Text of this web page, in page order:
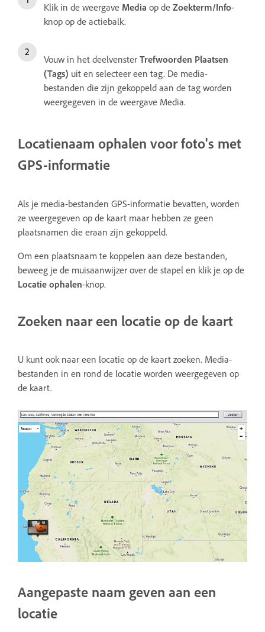
Klik in de weergave Media op de Zoekterm/Info-
knop op de actiebalk.
Vouw in het deelvenster Trefwoorden Plaatsen
(Tags) uit en selecteer een tag. De media-
bestanden die zijn gekoppeld aan de tag worden
weergegeven in de weergave Media.
Locatienaam ophalen voor foto's met
GPS-informatie
Als je media-bestanden GPS-informatie bevatten, worden
ze weergegeven op de kaart maar hebben ze geen
plaatsnamen die eraan zijn gekoppeld.
Om een plaatsnaam te koppelen aan deze bestanden,
beweeg je de muisaanwijzer over de stapel en klik je op de
Locatie ophalen-knop.
Zoeken naar een locatie op de kaart
U kunt ook naar een locatie op de kaart zoeken. Media-
bestanden in en rond de locatie worden weergegeven op
de kaart.
Aangepaste naam geven aan een
locatie